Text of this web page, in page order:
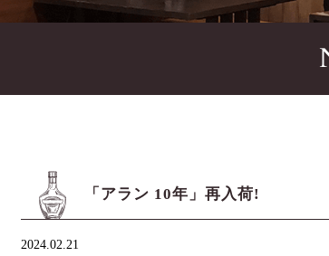
「アラン 10年」再入荷!
2024.02.21